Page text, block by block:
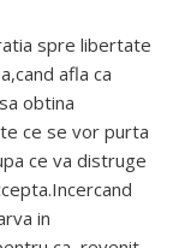
spre libertate
afla ca
obtina
ce se vor purta
ce va distruge
in